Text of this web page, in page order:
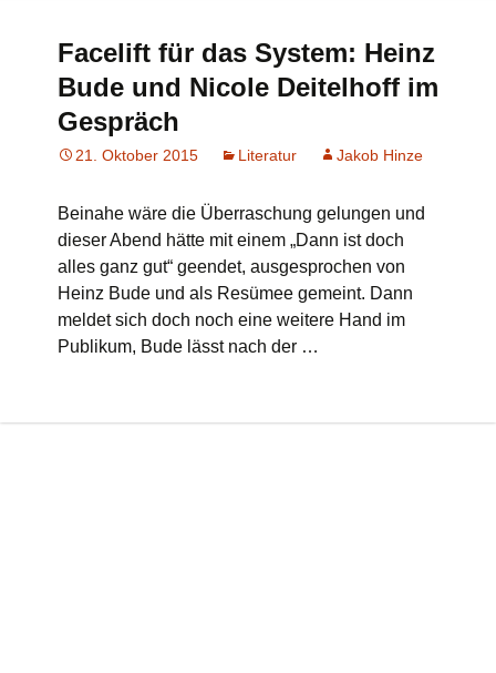
Facelift für das System: Heinz
Bude und Nicole Deitelhoff im
Gespräch
21. Oktober 2015 Literatur Jakob Hinze
Beinahe wäre die Überraschung gelungen und
dieser Abend hätte mit einem „Dann ist doch
alles ganz gut“ geendet, ausgesprochen von
Heinz Bude und als Resümee gemeint. Dann
meldet sich doch noch eine weitere Hand im
Publikum, Bude lässt nach der …